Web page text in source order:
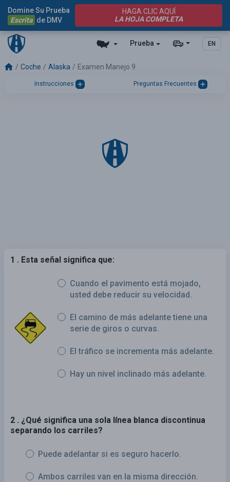
Prueba EN
Domine Su Prueba
Escrita de DMV
HAGA CLIC AQUÍ
LA HOJA COMPLETA
Coche Alaska Examen Manejo 9
Instrucciones Preguntas Frecuentes
1 . Esta señal significa que:
Cuando el pavimento está mojado,
usted debe reducir su velocidad.
El camino de más adelante tiene una
serie de giros o curvas.
El tráfico se incrementa más adelante.
Hay un nivel inclinado más adelante.
2 . ¿Qué significa una sola línea blanca discontinua
separando los carriles?
Puede adelantar si es seguro hacerlo.
Ambos carriles van en la misma dirección.